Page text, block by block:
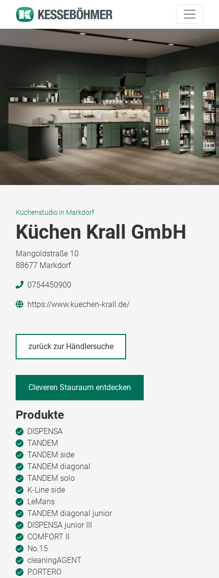
Küchenstudio in Markdorf
Küchen Krall GmbH
Mangoldstraße 10
88677 Markdorf
0754450900
https://www.kuechen-krall.de/
zurück zur Händlersuche
Cleveren Stauraum entdecken
Produkte
DISPENSA
TANDEM
TANDEM side
TANDEM diagonal
TANDEM solo
K-Line side
LeMans
TANDEM diagonal junior
DISPENSA junior III
COMFORT II
No.15
cleaningAGENT
PORTERO